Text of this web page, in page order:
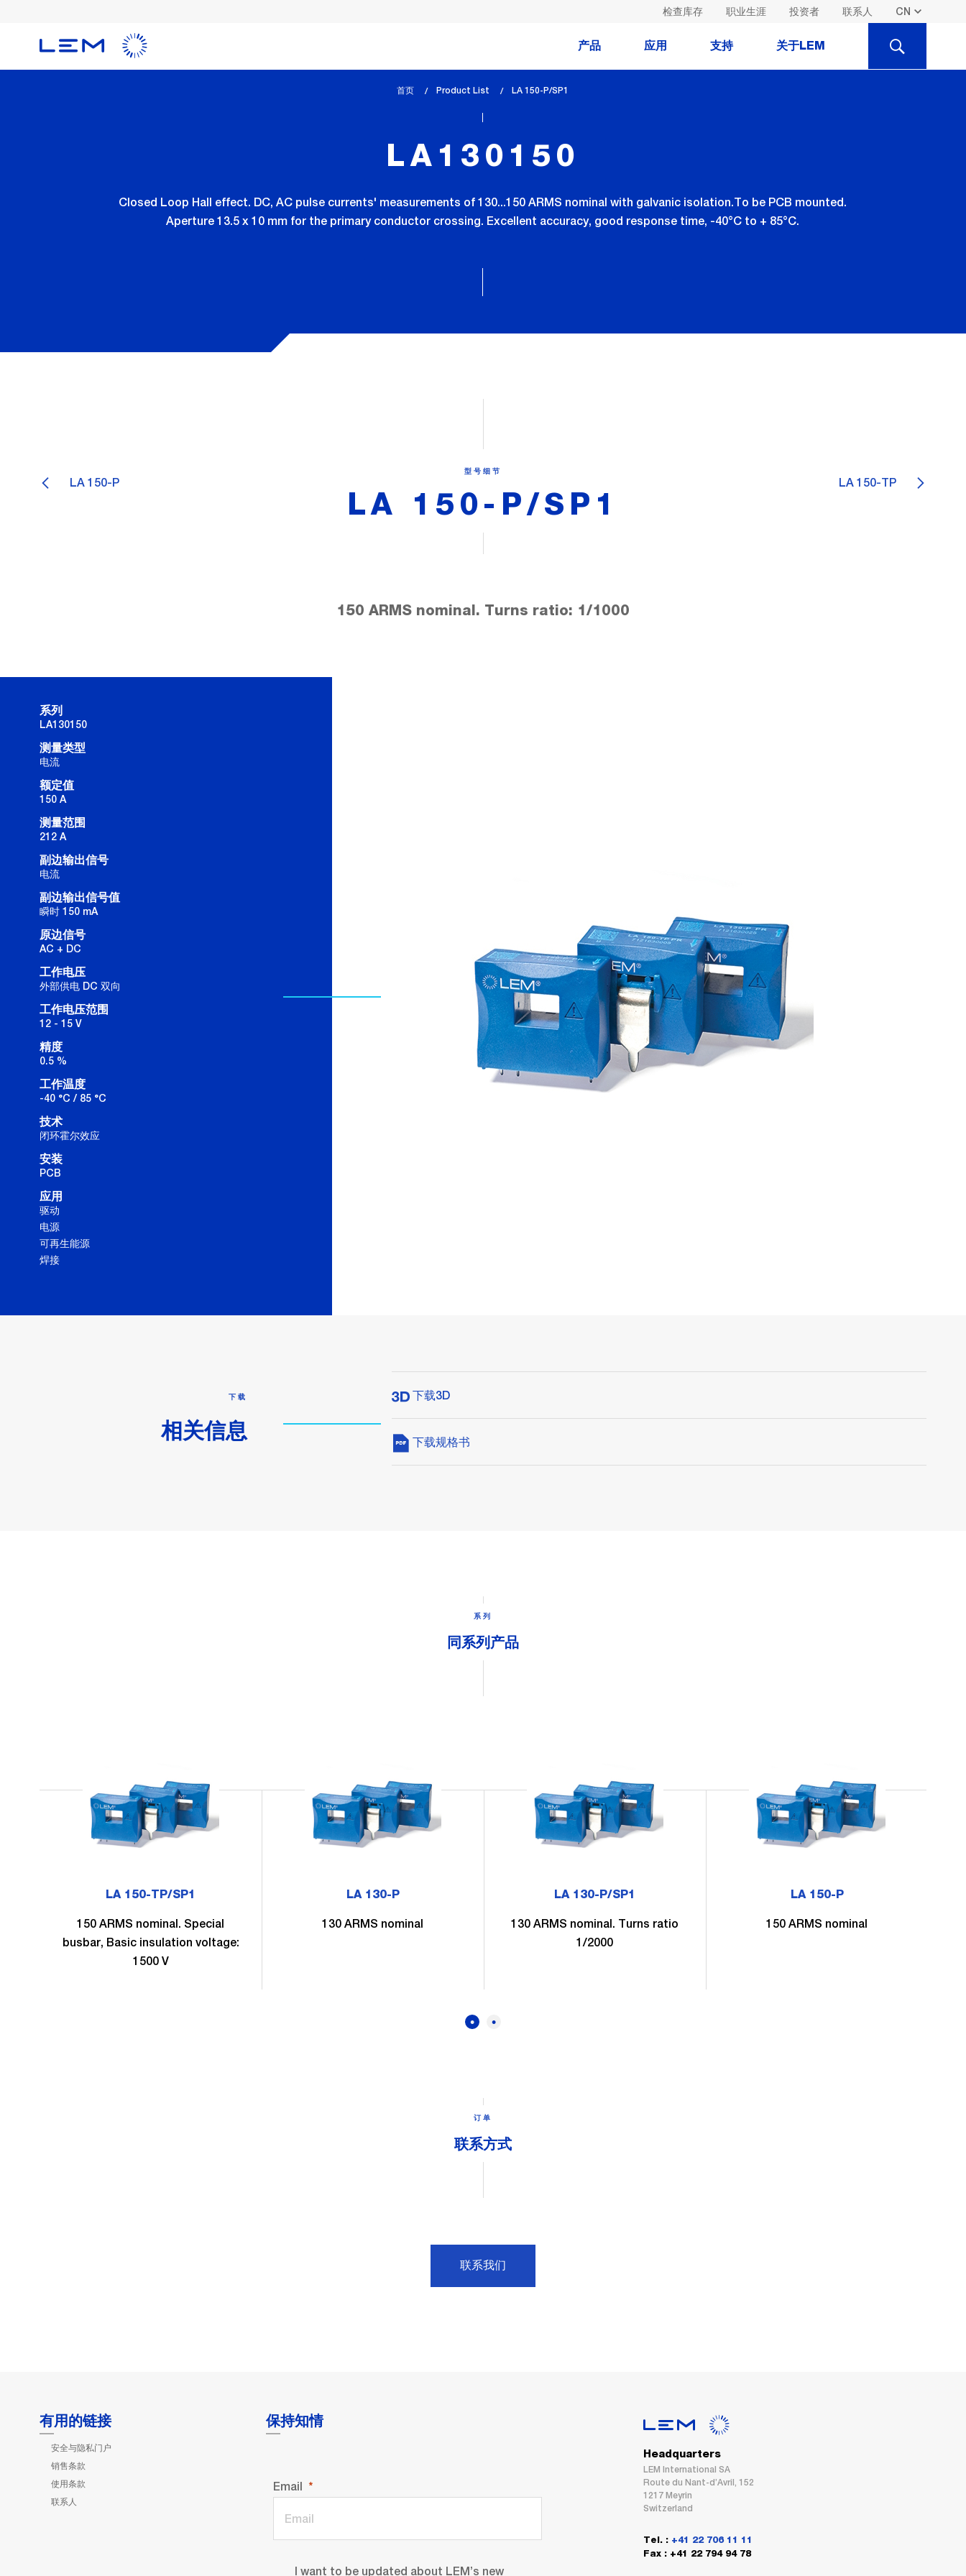
检查库存 职业生涯 投资者 联系人
产品 应用 支持 关于LEM SEARCH
首页 Product List
lem_current_page
LA 150-P/SP1
LA130150
Closed Loop Hall effect. DC, AC pulse currents' measurements of 130...150 ARMS nominal with galvanic isolation.To be PCB mounted.
Aperture 13.5 x 10 mm for the primary conductor crossing. Excellent accuracy, good response time, -40°C to + 85°C.
LA 150-P LA 150-TP
型号细节
LA 150-P/SP1
150 ARMS nominal. Turns ratio: 1/1000
系列
LA130150
测量类型
电流
额定值
150 A
测量范围
212 A
副边输出信号
电流
副边输出信号值
瞬时 150 mA
原边信号
AC + DC
工作电压
外部供电 DC 双向
工作电压范围
12 - 15 V
精度
0.5 %
工作温度
-40 °C / 85 °C
技术
闭环霍尔效应
安装
PCB
应用
驱动
电源
可再生能源
焊接
下载
相关信息
下载3D
下载规格书
系列
同系列产品
LA 150-TP/SP1
150 ARMS nominal. Special
busbar, Basic insulation voltage:
1500 V
LA 130-P
130 ARMS nominal
LA 130-P/SP1
130 ARMS nominal. Turns ratio
1/2000
LA 150-P
150 ARMS nominal
订单
联系方式
联系我们
有用的链接
安全与隐私门户
销售条款
使用条款
联系人
保持知情
Email
I want to be updated about LEM’s new
Headquarters
LEM International SA
Route du Nant-d’Avril, 152
1217 Meyrin
Switzerland
Tel. : +41 22 706 11 11
Fax : +41 22 794 94 78